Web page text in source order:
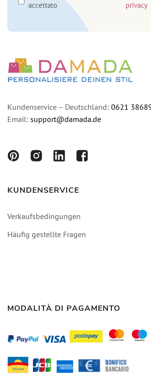
accettato
privacy
Kundenservice – Deutschland: 0621
Email: support@damada.de
KUNDENSERVICE
Verkaufsbedingungen
Häufig gestellte Fragen
MODALITÀ DI PAGAMENTO